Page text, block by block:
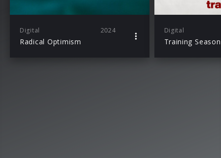
Digital 2024
Radical Optimism
Digital
Training Season